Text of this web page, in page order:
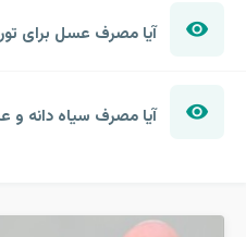
آیا مصرف عسل برای
آیا مصرف سیاه دانه و